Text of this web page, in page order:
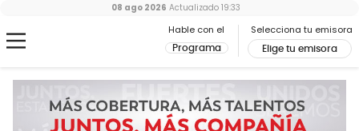
Hable con el
Programa
Selecciona tu emisora
Elige tu emisora
08 ago 2026 Actualizado 19:33